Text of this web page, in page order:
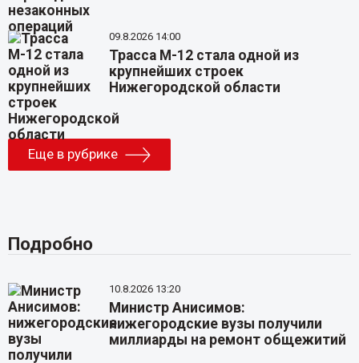
09.8.2026 14:00
Трасса М-12 стала одной из
крупнейших строек
Нижегородской области
Еще в рубрике
Подробно
10.8.2026 13:20
Министр Анисимов:
нижегородские вузы получили
миллиарды на ремонт общежитий